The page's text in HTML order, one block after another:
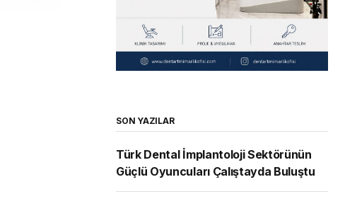
SON YAZILAR
Türk Dental İmplantoloji Sektörünün
Güçlü Oyuncuları Çalıştayda Buluştu